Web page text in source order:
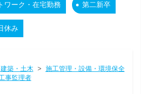
ワーク・在宅勤務 第二新卒
休み
建築・土木 > 施工管理・設備・環境保全
事監理者